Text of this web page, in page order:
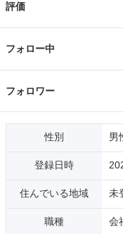
評価
フォロー中
フォロワー
性別 男
登録日時
住んでいる地域 未
職種 会